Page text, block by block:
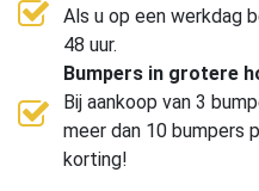
Als u op een werkdag
48 uur.
Bumpers in grotere
Bij aankoop van 3
meer dan 10 bumpers
korting!